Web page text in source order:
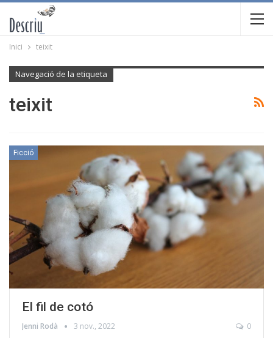
Inici teixit
Navegació de la etiqueta
teixit
Ficció
El fil de cotó
Jenni Rodà 3 nov., 2022 0